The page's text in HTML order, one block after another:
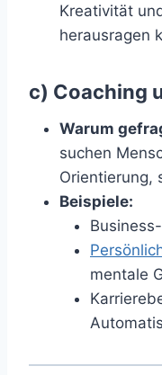
Kreativität
herausragen
c) Coaching
Warum
suchen
Orientierung,
Beispiele:
mentale